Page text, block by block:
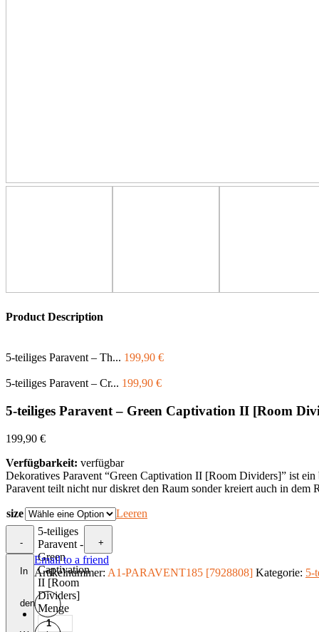
Product Description
5-teiliges Paravent – Th... 199,90 €
5-teiliges Paravent – Cr... 199,90 €
5-teiliges Paravent – Green Captivation II [Room
199,90 €
Verfügbarkeit: verfügbar
Dekoratives Paravent “Green Captivation II [Room Dividers]” ist
Paravent teilt nicht nur diskret den Raum sonder kreiert auch in dem
size Leeren
-
5-teiliges
Paravent -
Green
Captivation
II [Room
Dividers]
Menge
+
In
den
Email to a friend
Artikelnummer: A1-PARAVENT185 [7928808] Kategorie: 5-